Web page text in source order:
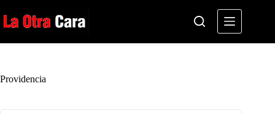
al
contenido
Providencia